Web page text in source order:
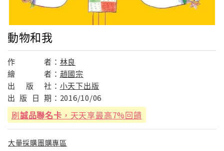
動物和我
作 者： 林良
繪
者： 趙國宗
出
版 社： 小天下出版
出 版 日 期： 2016/10/06
刷誠品聯名卡 ，天天享最高7%回饋
大量採購團購專區